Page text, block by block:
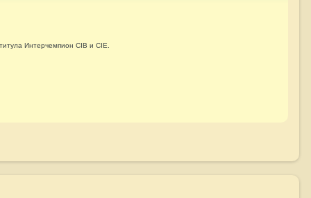
Интерчемпион CIB и CIE